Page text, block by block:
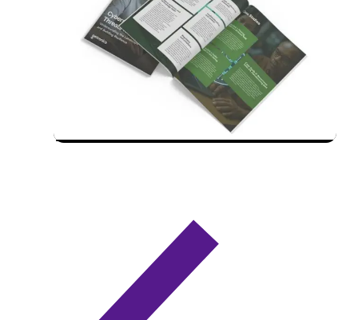
18.06.2026
Whitepaper: Unerlässliche
Tipps zur Cybersicherheit
für KMU